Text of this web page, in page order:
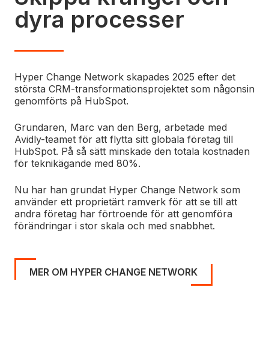
dyra processer
Hyper Change Network skapades 2025 efter det
största CRM-transformationsprojektet som någonsin
genomförts på HubSpot.
Grundaren, Marc van den Berg, arbetade med
Avidly-teamet för att flytta sitt globala företag till
HubSpot. På så sätt minskade den totala kostnaden
för teknikägande med 80%.
Nu har han grundat Hyper Change Network som
använder ett proprietärt ramverk för att se till att
andra företag har förtroende för att genomföra
förändringar i stor skala och med snabbhet.
MER OM HYPER CHANGE NETWORK